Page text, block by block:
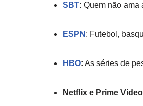
SBT: Quem não
ESPN : Futebol,
HBO: As séries de
Netflix e Prime Video